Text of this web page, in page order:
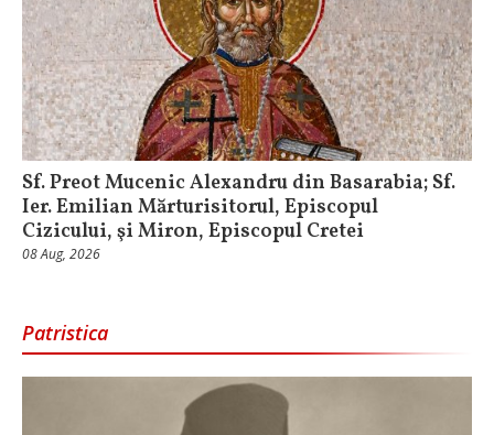
Sf. Preot Mucenic Alexandru din Basarabia; Sf.
Ier. Emilian Mărturisitorul, Episcopul
Cizicului, şi Miron, Episcopul Cretei
08 Aug, 2026
Patristica